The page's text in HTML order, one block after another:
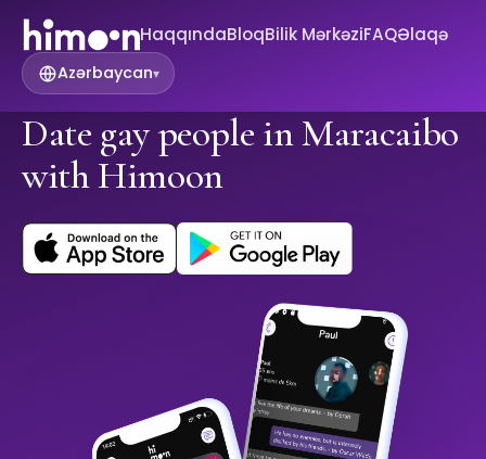
HaqqındaBloqBilik MərkəziFAQƏlaqə
Azərbaycan▾
Date gay people in Maracaibo
with Himoon